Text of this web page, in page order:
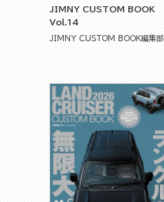
JIMNY CUSTOM BOOK
Vol.14
JIMNY CUSTOM BOOK編集部